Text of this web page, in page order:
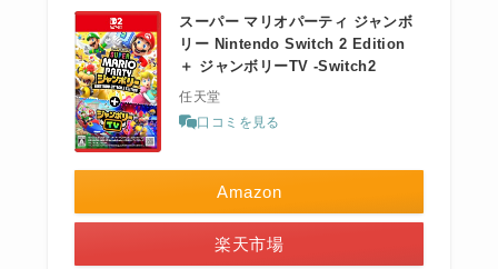
スーパー マリオパーティ ジャンボ
リー Nintendo Switch 2 Edition
＋ ジャンボリーTV -Switch2
任天堂
口コミを見る
Amazon
楽天市場